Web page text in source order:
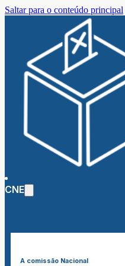
Saltar para o conteúdo principal
CNE
A comissão Nacional